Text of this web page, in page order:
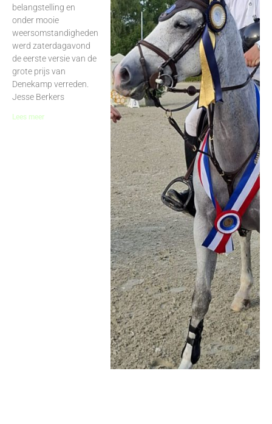
belangstelling en
onder mooie
weersomstandigheden
werd zaterdagavond
de eerste versie van de
grote prijs van
Denekamp verreden.
Jesse Berkers
Lees meer